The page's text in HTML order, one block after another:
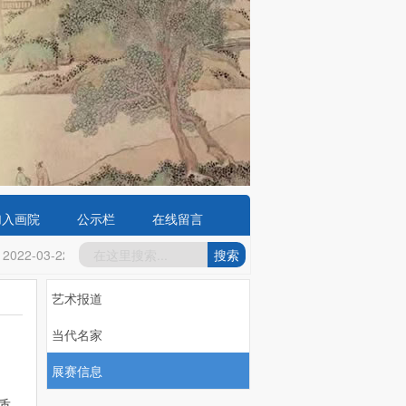
画院 公示栏
在线留言
03-22
第五届全国中青年德艺双馨文艺工作者表彰大会倡议书
艺术报道
当代名家
展赛信息